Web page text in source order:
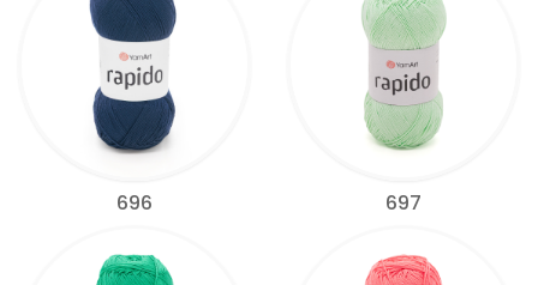
696 697